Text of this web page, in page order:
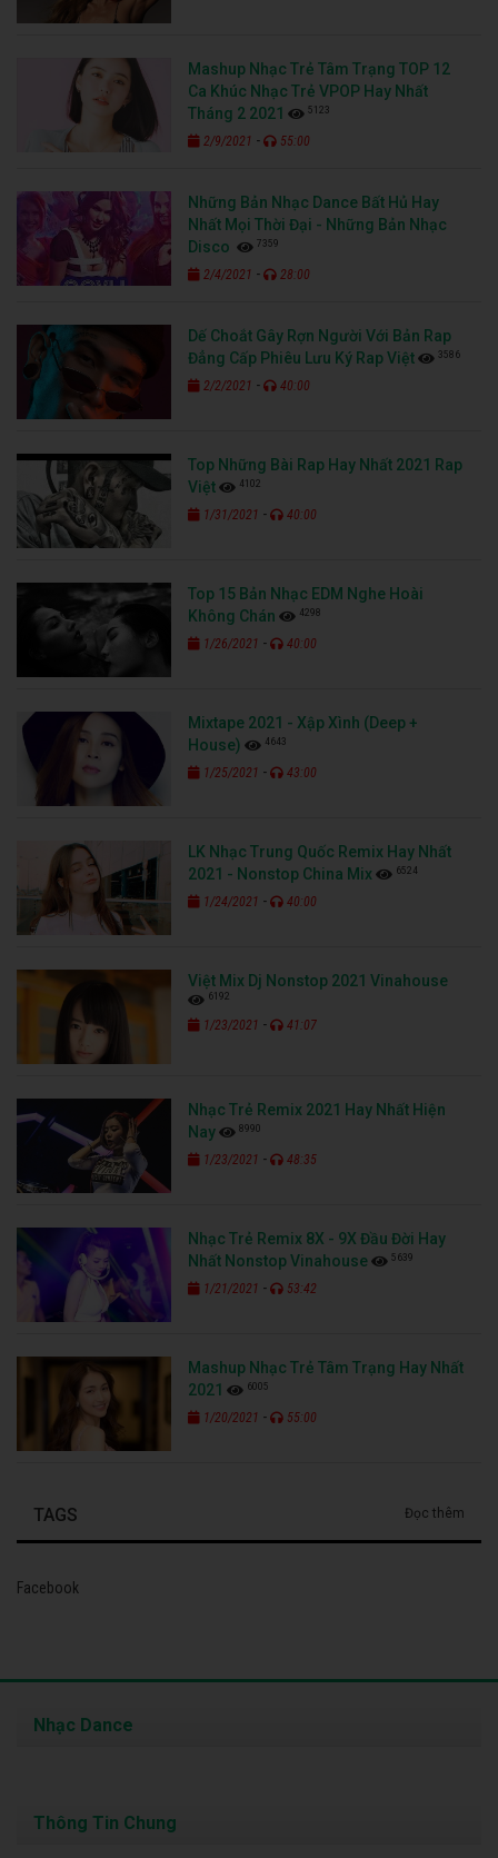
Mashup Nhạc Trẻ Tâm Trạng TOP 12
Ca Khúc Nhạc Trẻ VPOP Hay Nhất
Tháng 2 2021
5123
2/9/2021 - 55:00
Những Bản Nhạc Dance Bất Hủ Hay
Nhất Mọi Thời Đại - Những Bản Nhạc
Disco
7359
2/4/2021 - 28:00
Dế Choắt Gây Rợn Người Với Bản Rap
Đẳng Cấp Phiêu Lưu Ký Rap Việt
3586
2/2/2021 - 40:00
Top Những Bài Rap Hay Nhất 2021 Rap
Việt
4102
1/31/2021 - 40:00
Top 15 Bản Nhạc EDM Nghe Hoài
Không Chán
4298
1/26/2021 - 40:00
Mixtape 2021 - Xập Xình (Deep +
House)
4643
1/25/2021 - 43:00
LK Nhạc Trung Quốc Remix Hay Nhất
2021 - Nonstop China Mix
6524
1/24/2021 - 40:00
Việt Mix Dj Nonstop 2021 Vinahouse
6192
1/23/2021 - 41:07
Nhạc Trẻ Remix 2021 Hay Nhất Hiện
Nay
8990
1/23/2021 - 48:35
Nhạc Trẻ Remix 8X - 9X Đầu Đời Hay
Nhất Nonstop Vinahouse
5639
1/21/2021 - 53:42
Mashup Nhạc Trẻ Tâm Trạng Hay Nhất
2021
6005
1/20/2021 - 55:00
TAGS Đọc thêm
Facebook
Nhạc Dance
Thông Tin Chung